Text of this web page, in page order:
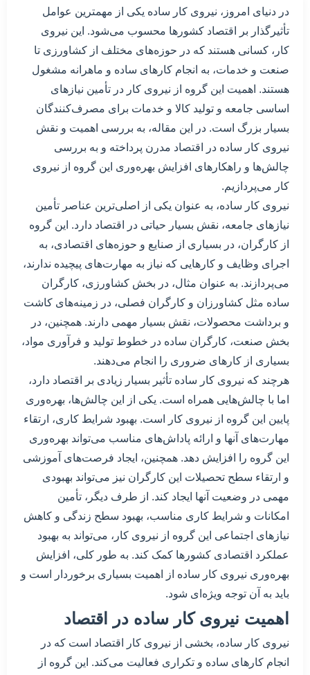
در دنیای امروز، نیروی کار ساده یکی از مهمترین عوامل
تأثیرگذار بر اقتصاد کشورها محسوب می‌شود. این نیروی
کار، کسانی هستند که در حوزه‌های مختلف از کشاورزی تا
صنعت و خدمات، به انجام کارهای ساده و ماهرانه مشغول
هستند. اهمیت این گروه از نیروی کار در تأمین نیازهای
اساسی جامعه و تولید کالا و خدمات برای مصرف‌کنندگان
بسیار بزرگ است. در این مقاله، به بررسی اهمیت و نقش
نیروی کار ساده در اقتصاد مدرن پرداخته و به بررسی
چالش‌ها و راهکارهای افزایش بهره‌وری این گروه از نیروی
کار می‌پردازیم.
نیروی کار ساده، به عنوان یکی از اصلی‌ترین عناصر تأمین
نیازهای جامعه، نقش بسیار حیاتی در اقتصاد دارد. این گروه
از کارگران، در بسیاری از صنایع و حوزه‌های اقتصادی، به
اجرای وظایف و کارهایی که نیاز به مهارت‌های پیچیده ندارند،
می‌پردازند. به عنوان مثال، در بخش کشاورزی، کارگران
ساده مثل کشاورزان و کارگران فصلی، در زمینه‌های کاشت
و برداشت محصولات، نقش بسیار مهمی دارند. همچنین، در
بخش صنعت، کارگران ساده در خطوط تولید و فرآوری مواد،
بسیاری از کارهای ضروری را انجام می‌دهند.
هرچند که نیروی کار ساده تأثیر بسیار زیادی بر اقتصاد دارد،
اما با چالش‌هایی همراه است. یکی از این چالش‌ها، بهره‌وری
پایین این گروه از نیروی کار است. بهبود شرایط کاری، ارتقاء
مهارت‌های آنها و ارائه پاداش‌های مناسب می‌تواند بهره‌وری
این گروه را افزایش دهد. همچنین، ایجاد فرصت‌های آموزشی
و ارتقاء سطح تحصیلات این کارگران نیز می‌تواند بهبودی
مهمی در وضعیت آنها ایجاد کند. از طرف دیگر، تأمین
امکانات و شرایط کاری مناسب، بهبود سطح زندگی و کاهش
نیازهای اجتماعی این گروه از نیروی کار، می‌تواند به بهبود
عملکرد اقتصادی کشورها کمک کند. به طور کلی، افزایش
بهره‌وری نیروی کار ساده از اهمیت بسیاری برخوردار است و
باید به آن توجه ویژه‌ای شود.
اهمیت نیروی کار ساده در اقتصاد
نیروی کار ساده، بخشی از نیروی کار اقتصاد است که در
انجام کارهای ساده و تکراری فعالیت می‌کند. این گروه از